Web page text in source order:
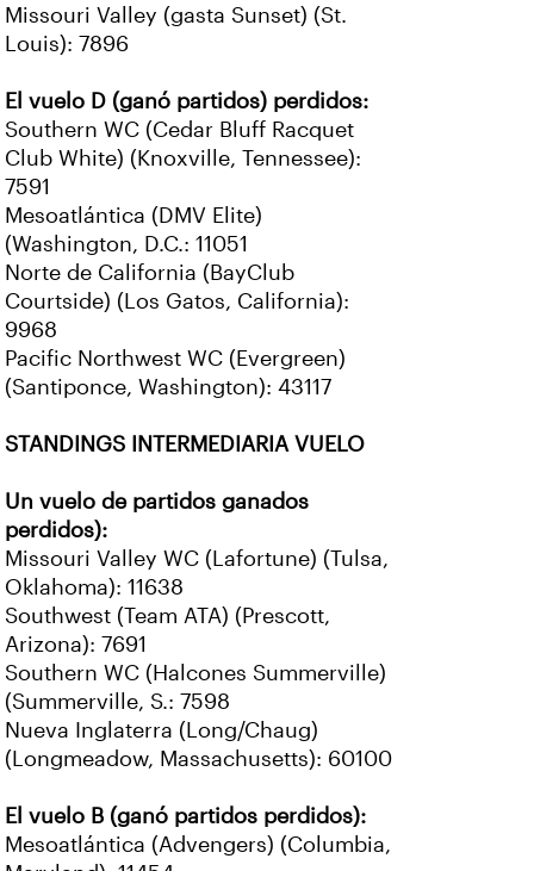
Missouri Valley (gasta Sunset) (St.
Louis): 7896
El vuelo D (ganó partidos) perdidos:
Southern WC (Cedar Bluff Racquet
Club White) (Knoxville, Tennessee):
7591
Mesoatlántica (DMV Elite)
(Washington, D.C.: 11051
Norte de California (BayClub
Courtside) (Los Gatos, California):
9968
Pacific Northwest WC (Evergreen)
(Santiponce, Washington): 43117
STANDINGS INTERMEDIARIA VUELO
Un vuelo de partidos ganados
perdidos):
Missouri Valley WC (Lafortune) (Tulsa,
Oklahoma): 11638
Southwest (Team ATA) (Prescott,
Arizona): 7691
Southern WC (Halcones Summerville)
(Summerville, S.: 7598
Nueva Inglaterra (Long/Chaug)
(Longmeadow, Massachusetts): 60100
El vuelo B (ganó partidos perdidos):
Mesoatlántica (Advengers) (Columbia,